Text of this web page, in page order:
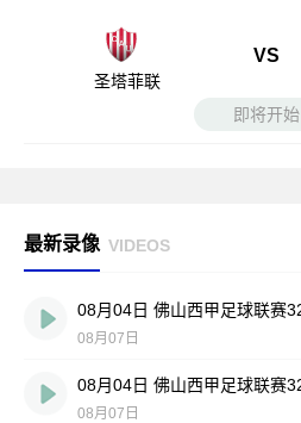
圣塔菲联
VS
即将开始
最新录像 VIDEOS
08月07日
08月07日